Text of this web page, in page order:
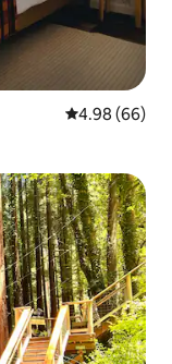
평점 4.98점(5
4.98 (66)